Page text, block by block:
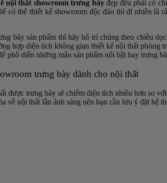
nội thất showroom trưng bàyđẹp đều phải có
có thể thiết kế showroom độc đáo thì dĩ nhiên là
bày sản phẩm thì hãy bố trí chúng theo chiều
hợp diện tích không gian thiết kế nội thất phòng
phô diễn những mẫu sản phẩm nổi bật hay trưng
trưng bày dành cho nội thất
được trưng bày sẽ chiếm diện tích nhiều hơn so
về nội thất lẫn ánh sáng nên bạn cần lưu ý đặt hệ